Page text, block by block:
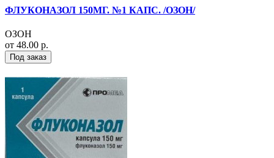
ФЛУКОНАЗОЛ 150МГ. №1 КАПС. /ОЗОН/
ОЗОН
от 48.00 р.
Под заказ